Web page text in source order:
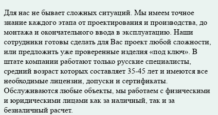
Для нас не бывает сложных ситуаций. Мы имеем точное
знание каждого этапа от проектирования и производства, до
монтажа и окончательного ввода в эксплуатацию. Наши
сотрудники готовы сделать для Вас проект любой сложности,
или предложить уже проверенные изделия «под ключ». В
штате компании работают только русские специалисты,
средний возраст которых составляет 35-45 лет и имеются все
необходимые лицензии, допуски и сертификаты.
Обслуживаются любые объекты, мы работаем с физическими
и юридическими лицами как за наличный, так и за
безналичный расчет.